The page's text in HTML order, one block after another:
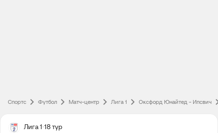
Спортс Футбол Матч-центр Лига 1 Оксфорд Юнайтед - Ипсвич
Лига 1 18 тур